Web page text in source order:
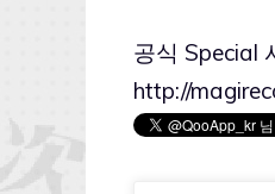
공식 Special
http://